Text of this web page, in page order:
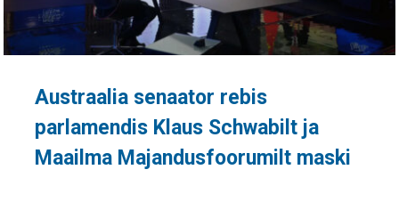
Austraalia senaator rebis
parlamendis Klaus Schwabilt ja
Maailma Majandusfoorumilt maski